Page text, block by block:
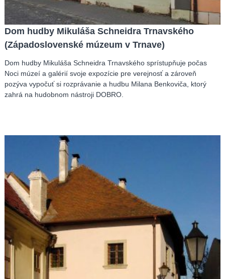
Dom hudby Mikuláša Schneidra Trnavského
(Západoslovenské múzeum v Trnave)
Dom hudby Mikuláša Schneidra Trnavského sprístupňuje počas
Noci múzeí a galérií svoje expozície pre verejnosť a zároveň
pozýva vypočuť si rozprávanie a hudbu Milana Benkoviča, ktorý
zahrá na hudobnom nástroji DOBRO.